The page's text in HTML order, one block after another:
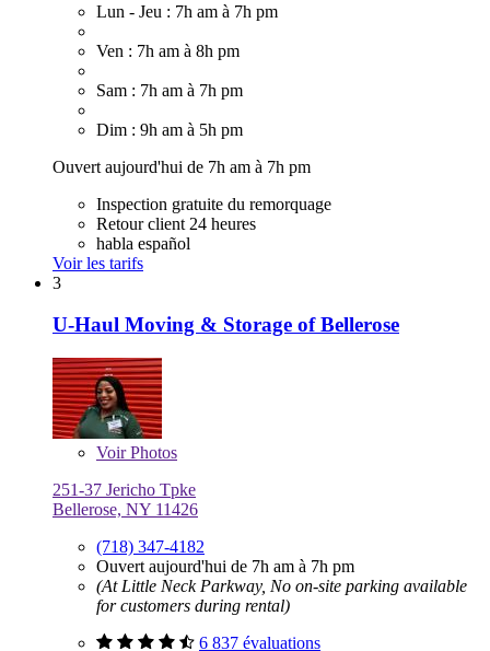
Lun - Jeu : 7h am à 7h pm
Ven : 7h am à 8h pm
Sam : 7h am à 7h pm
Dim : 9h am à 5h pm
Ouvert aujourd'hui de 7h am à 7h pm
Inspection gratuite du remorquage
Retour client 24 heures
habla español
Voir les tarifs
3
U-Haul Moving & Storage of Bellerose
VoirPhotos
251-37 Jericho Tpke
Bellerose, NY 11426
(718) 347-4182
Ouvert aujourd'hui de 7h am à 7h pm
(At Little Neck Parkway, No on-site parking available
for customers during rental)
6 837 évaluations